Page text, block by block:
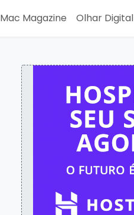
Mac Magazine Olhar Digital